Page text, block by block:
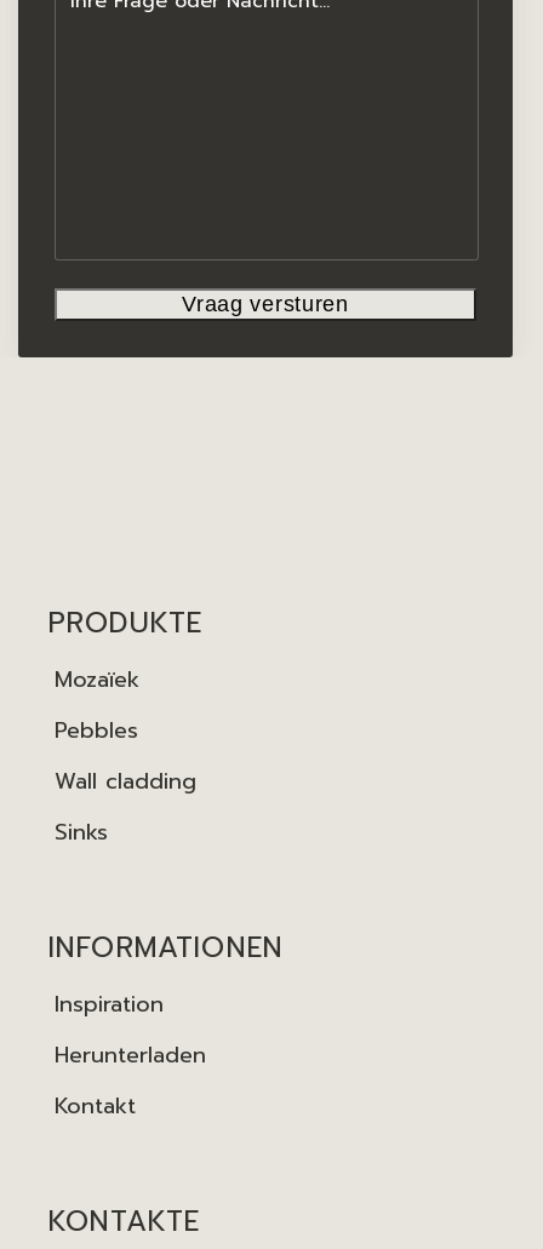
PRODUKTE
Mozaïek
Pebbles
Wall cladding
Sinks
INFORMATIONEN
Inspiration
Herunterladen
Kontakt
KONTAKTE